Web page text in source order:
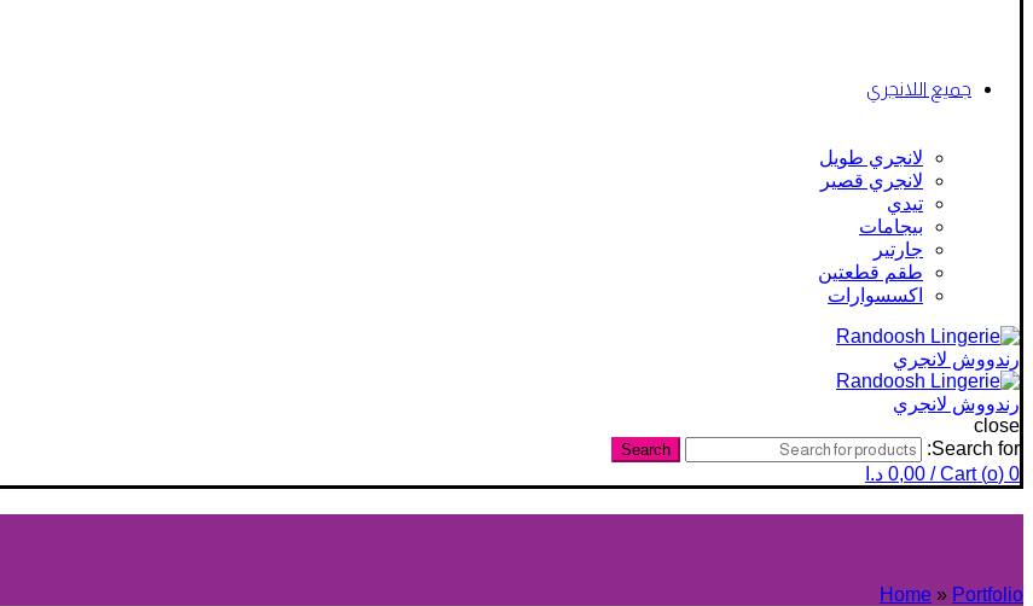
جميع اللانجري
لانجري طويل
لانجري قصير
تيدي
بيجامات
جارتير
طقم قطعتين
اكسسوارات
close
Search for:
Search
Cart (o) 0
/
0,00 د.ا
Home » Portfolio